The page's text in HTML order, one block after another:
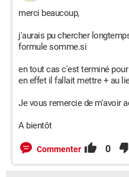
merci beaucoup,
j'aurais pu chercher
formule somme.si
en tout cas c'est terminé
en effet il fallait mettre + au
Je vous remercie de m'avoir
A bientôt
Commenter 0